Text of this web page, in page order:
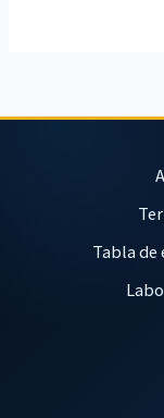
Tabla de